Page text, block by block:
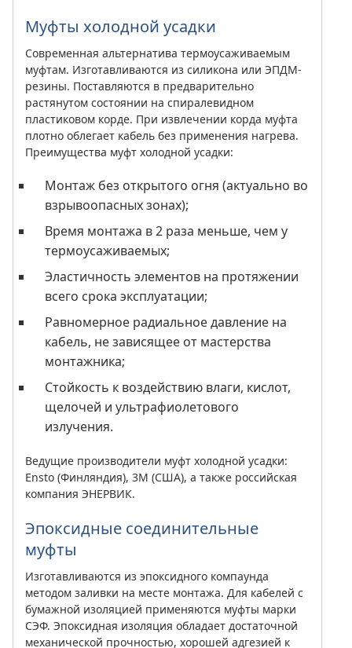
Муфты холодной усадки
Современная альтернатива термоусаживаемым
муфтам. Изготавливаются из силикона или ЭПДМ-
резины. Поставляются в предварительно
растянутом состоянии на спиралевидном
пластиковом корде. При извлечении корда муфта
плотно облегает кабель без применения нагрева.
Преимущества муфт холодной усадки:
Монтаж без открытого огня (актуально во
взрывоопасных зонах);
Время монтажа в 2 раза меньше, чем у
термоусаживаемых;
Эластичность элементов на протяжении
всего срока эксплуатации;
Равномерное радиальное давление на
кабель, не зависящее от мастерства
монтажника;
Стойкость к воздействию влаги, кислот,
щелочей и ультрафиолетового
излучения.
Ведущие производители муфт холодной усадки:
Ensto (Финляндия), 3M (США), а также российская
компания ЭНЕРВИК.
Эпоксидные соединительные
муфты
Изготавливаются из эпоксидного компаунда
методом заливки на месте монтажа. Для кабелей с
бумажной изоляцией применяются муфты марки
СЭФ. Эпоксидная изоляция обладает достаточной
механической прочностью, хорошей адгезией к